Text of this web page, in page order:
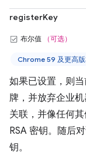
registerKey
布尔值 （可选）
Chrome 59 及更高
如果已设置，则
牌，并放弃企业
关联，并像任何
RSA 密钥。随后
钥。